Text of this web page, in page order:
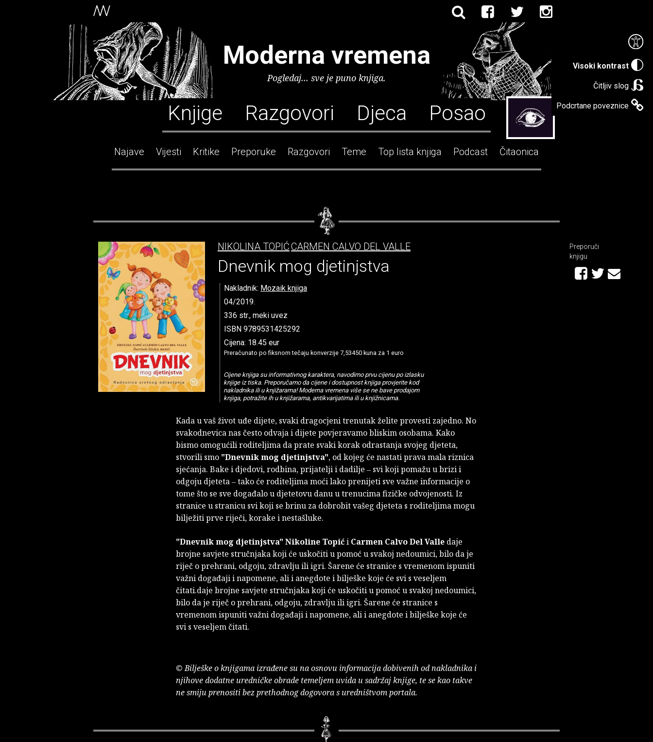
Visoki kontrast
Čitljiv slog
Podcrtane poveznice
Moderna vremena
Pogledaj... sve je puno knjiga.
Knjige Razgovori Djeca Posao
Najave Vijesti Kritike Preporuke Razgovori Teme Top lista knjiga Podcast Čitaonica
NIKOLINA TOPIĆCARMEN CALVO DEL VALLE
Dnevnik mog djetinjstva
Nakladnik: Mozaik knjiga
04/2019.
336 str., meki uvez
ISBN 9789531425292
Cijena: 18.45 eur
Preračunato po fiksnom tečaju konverzije 7,53450 kuna za 1 euro
Cijene knjiga su informativnog karaktera, navodimo prvu cijenu po izlasku
knjige iz tiska. Preporučamo da cijene i dostupnost knjiga provjerite kod
nakladnika ili u knjižarama! Moderna vremena više se ne bave prodajom
knjiga, potražite ih u knjižarama, antikvarijatima ili u knjižnicama.
Kada u vaš život uđe dijete, svaki dragocjeni trenutak želite provesti zajedno. No
svakodnevica nas često odvaja i dijete povjeravamo bliskim osobama. Kako
bismo omogućili roditeljima da prate svaki korak odrastanja svojeg djeteta,
stvorili smo "Dnevnik mog djetinjstva", od kojeg će nastati prava mala riznica
sjećanja. Bake i djedovi, rodbina, prijatelji i dadilje ‒ svi koji pomažu u brizi i
odgoju djeteta ‒ tako će roditeljima moći lako prenijeti sve važne informacije o
tome što se sve događalo u djetetovu danu u trenucima fizičke odvojenosti. Iz
stranice u stranicu svi koji se brinu za dobrobit vašeg djeteta s roditeljima mogu
bilježiti prve riječi, korake i nestašluke.
"Dnevnik mog djetinjstva" Nikoline Topići Carmen Calvo Del Valle daje
brojne savjete stručnjaka koji će uskočiti u pomoć u svakoj nedoumici, bilo da je
riječ o prehrani, odgoju, zdravlju ili igri. Šarene će stranice s vremenom ispuniti
važni događaji i napomene, ali i anegdote i bilješke koje će svi s veseljem
čitati.daje brojne savjete stručnjaka koji će uskočiti u pomoć u svakoj nedoumici,
bilo da je riječ o prehrani, odgoju, zdravlju ili igri. Šarene će stranice s
vremenom ispuniti važni događaji i napomene, ali i anegdote i bilješke koje će
svi s veseljem čitati.
© Bilješke o knjigama izrađene su na osnovu informacija dobivenih od nakladnika i
njihove dodatne uredničke obrade temeljem uvida u sadržaj knjige, te se kao takve
ne smiju prenositi bez prethodnog dogovora s uredništvom portala.
Preporuči
knjigu